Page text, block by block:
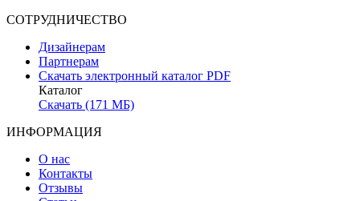
СОТРУДНИЧЕСТВО
Дизайнерам
Партнерам
Скачать электронный каталог PDF
Каталог
Скачать (171 МБ)
ИНФОРМАЦИЯ
О нас
Контакты
Отзывы